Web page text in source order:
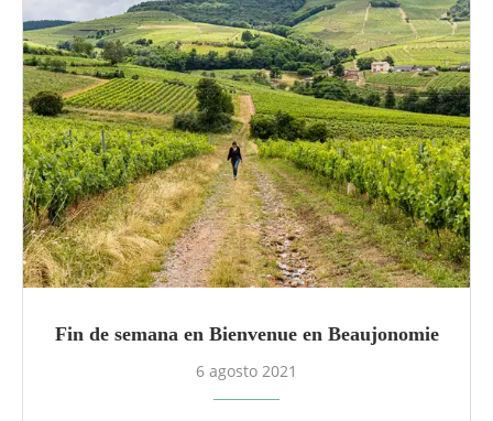
Fin de semana en Bienvenue en Beaujonomie
6 agosto 2021